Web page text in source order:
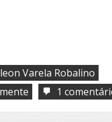
Varela Robalino
1